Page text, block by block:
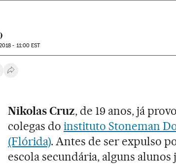
- 11:00 EST
Whatsapp
en Facebook
en Twitter
Desplegar Redes Sociales
Nikolas Cruz, de 19 anos, já
colegas do instituto Stoneman
(Flórida). Antes de ser expulso
escola secundária, alguns alunos